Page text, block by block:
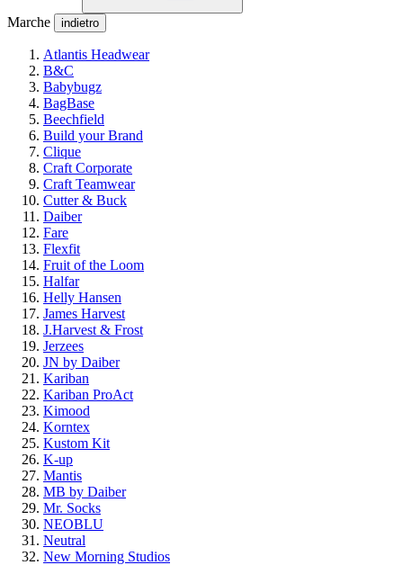
Marche indietro
Atlantis Headwear
B&C
Babybugz
BagBase
Beechfield
Build your Brand
Clique
Craft Corporate
Craft Teamwear
Cutter & Buck
Daiber
Fare
Flexfit
Fruit of the Loom
Halfar
Helly Hansen
James Harvest
J.Harvest & Frost
Jerzees
JN by Daiber
Kariban
Kariban ProAct
Kimood
Korntex
Kustom Kit
K-up
Mantis
MB by Daiber
Mr. Socks
NEOBLU
Neutral
New Morning Studios